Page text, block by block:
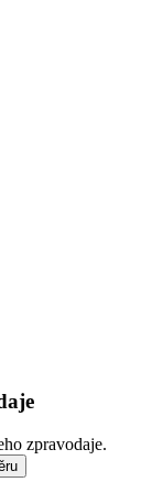
zpravodaje.